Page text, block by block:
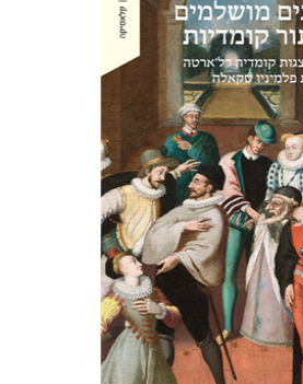
עמרי סמית
אתר ספר מודפס
$42
$38